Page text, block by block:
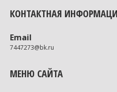
КОНТАКТНАЯ
Email
7447273@bk.ru
МЕНЮ САЙТА